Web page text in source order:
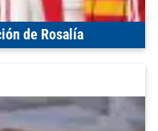
de Rosalía